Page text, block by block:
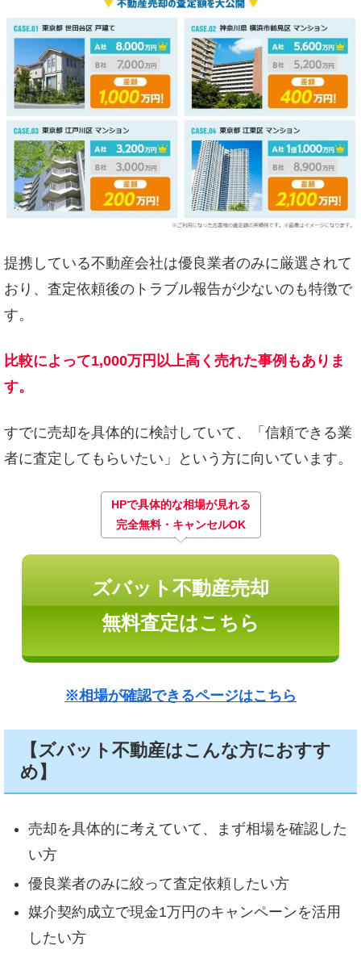
提携している不動産会社は優良業者のみに厳選されて
おり、査定依頼後のトラブル報告が少ないのも特徴で
す。
比較によって1,000万円以上高く売れた事例もありま
す。
すでに売却を具体的に検討していて、「信頼できる業
者に査定してもらいたい」という方に向いています。
HPで具体的な相場が見れる
完全無料・キャンセルOK
ズバット不動産売却
無料査定はこちら
※相場が確認できるページはこちら
【ズバット不動産はこんな方におすす
め】
売却を具体的に考えていて、まず相場を確認した
い方
優良業者のみに絞って査定依頼したい方
媒介契約成立で現金1万円のキャンペーンを活用
したい方